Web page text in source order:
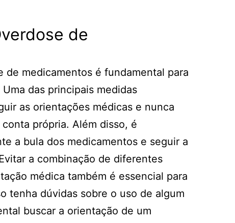
de
de medicamentos é fundamental para
das principais medidas
as orientações médicas e nunca
própria. Além disso, é
a bula dos medicamentos e seguir a
a combinação de diferentes
médica também é essencial para
tenha dúvidas sobre o uso de algum
buscar a orientação de um